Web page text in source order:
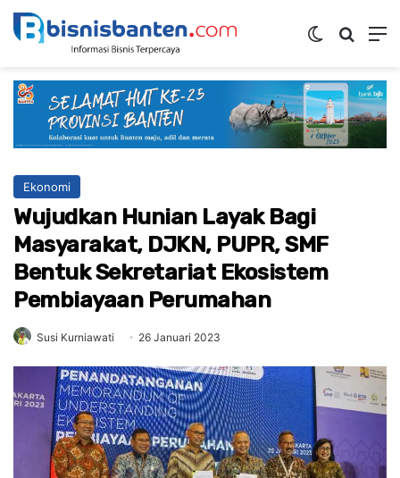
Switch skin
Ekonomi
Wujudkan Hunian Layak Bagi
Masyarakat, DJKN, PUPR, SMF
Bentuk Sekretariat Ekosistem
Pembiayaan Perumahan
Susi Kurniawati 26 Januari 2023